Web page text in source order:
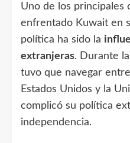
Uno de los principales
enfrentado Kuwait en
política ha sido la
extranjeras. Durante
tuvo que navegar
Estados Unidos y la
complicó su política
independencia.